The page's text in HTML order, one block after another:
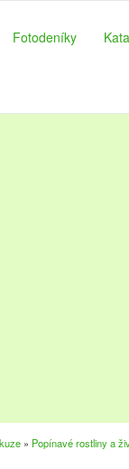
Fotodeníky
» Popínavé rostliny a